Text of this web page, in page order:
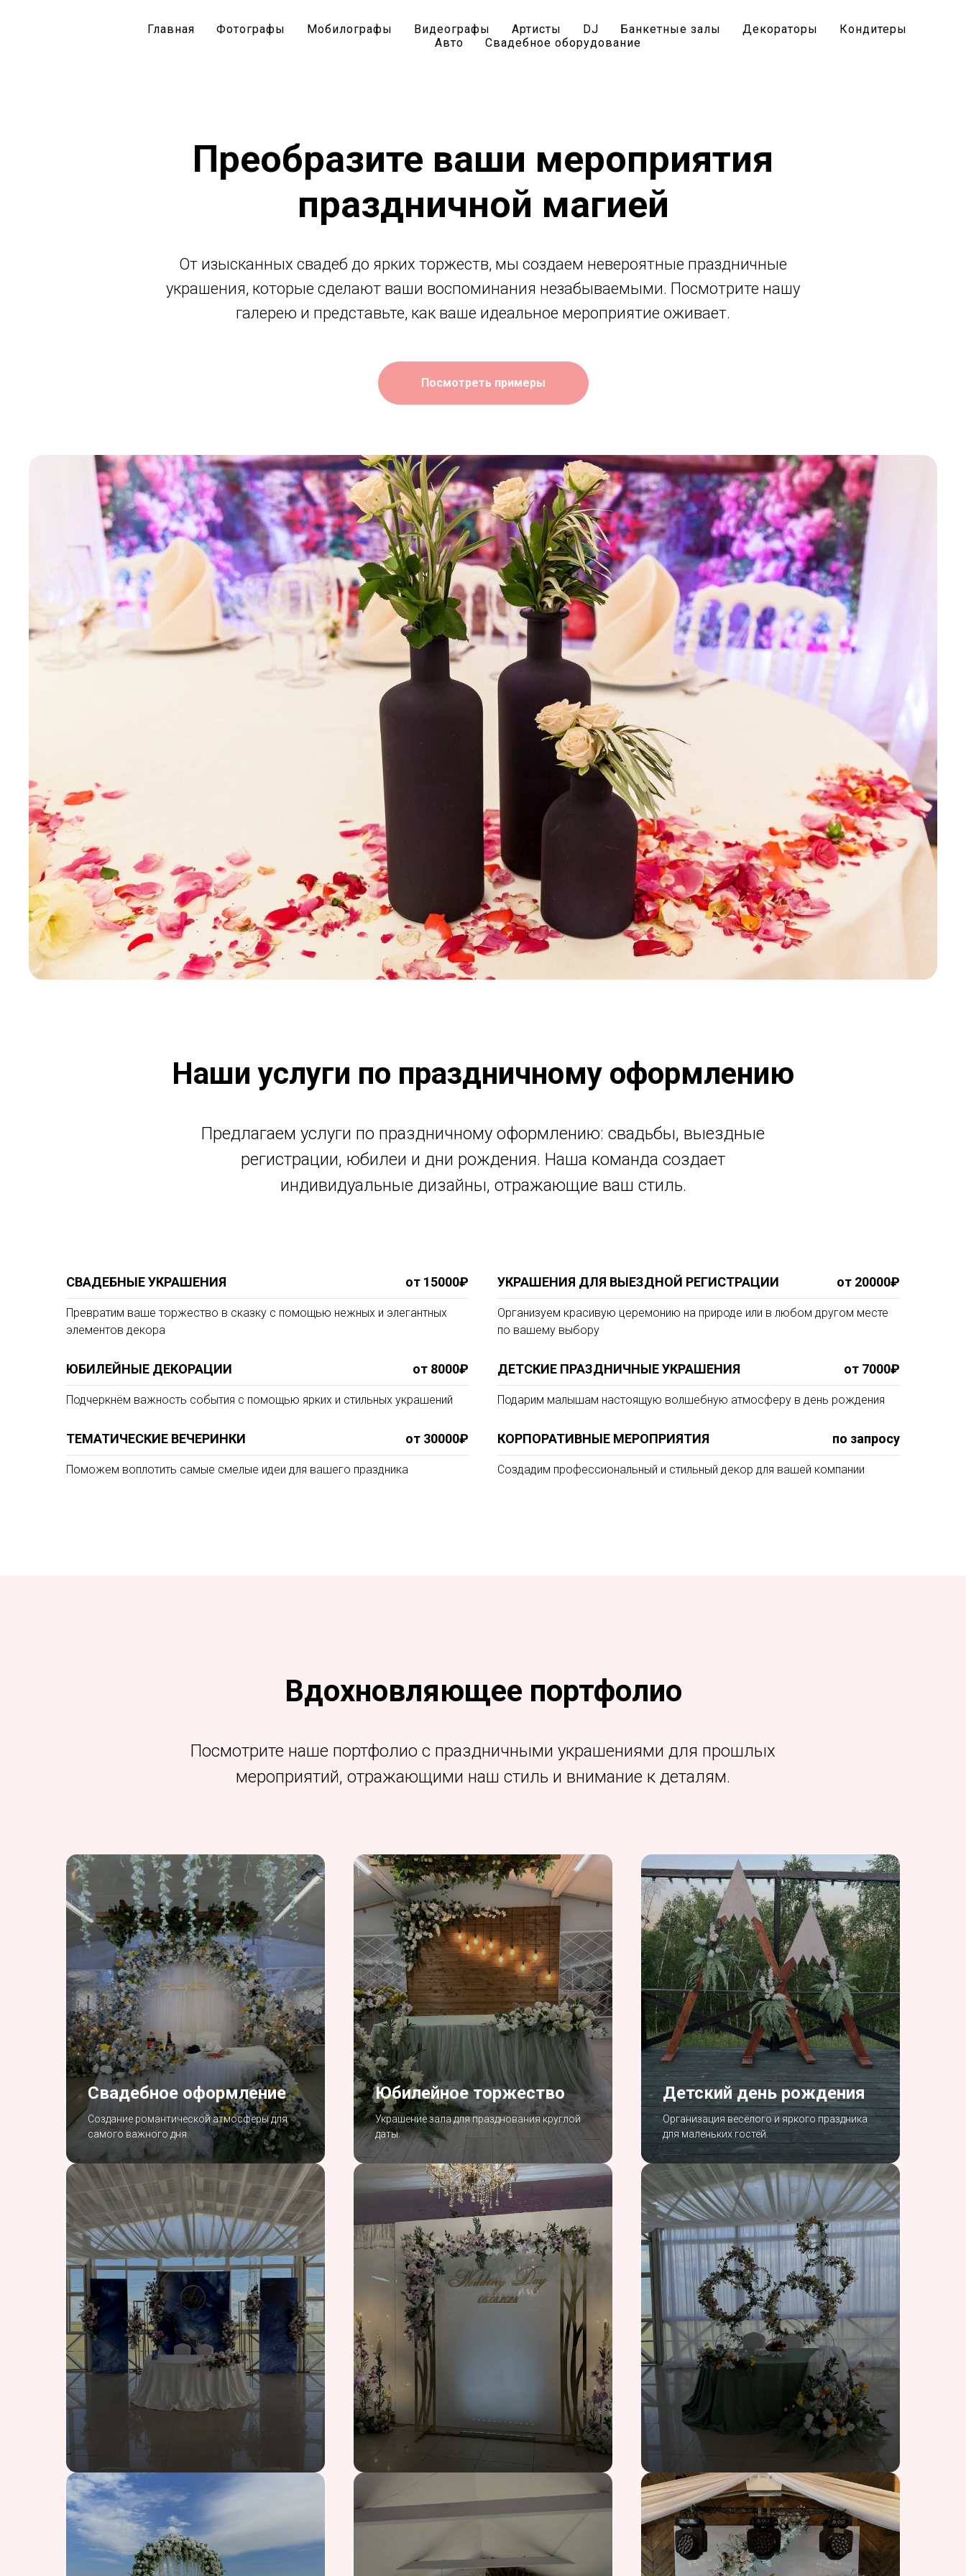
TAPTAL DECOR
Главная Фотографы Мобилографы Видеографы Артисты DJ Банкетные залы Декораторы
Кондитеры
Авто
Свадебное оборудование
Преобразите ваши мероприятия
праздничной магией
От изысканных свадеб до ярких торжеств, мы создаем невероятные праздничные
украшения, которые сделают ваши воспоминания незабываемыми. Посмотрите нашу
галерею и представьте, как ваше идеальное мероприятие оживает.
Посмотреть примеры
Наши услуги по праздничному оформлению
Предлагаем услуги по праздничному оформлению: свадьбы, выездные
регистрации, юбилеи и дни рождения. Наша команда создает
индивидуальные дизайны, отражающие ваш стиль.
СВАДЕБНЫЕ УКРАШЕНИЯ от 15000₽
Превратим ваше торжество в сказку с помощью нежных и элегантных
элементов декора
ЮБИЛЕЙНЫЕ ДЕКОРАЦИИ от 8000₽
Подчеркнём важность события с помощью ярких и стильных украшений
ТЕМАТИЧЕСКИЕ ВЕЧЕРИНКИ от 30000₽
Поможем воплотить самые смелые идеи для вашего праздника
УКРАШЕНИЯ ДЛЯ ВЫЕЗДНОЙ РЕГИСТРАЦИИ от 20000₽
Организуем красивую церемонию на природе или в любом другом месте
по вашему выбору
ДЕТСКИЕ ПРАЗДНИЧНЫЕ УКРАШЕНИЯ от 7000₽
Подарим малышам настоящую волшебную атмосферу в день рождения
КОРПОРАТИВНЫЕ МЕРОПРИЯТИЯ по запросу
Создадим профессиональный и стильный декор для вашей компании
Вдохновляющее портфолио
Посмотрите наше портфолио с праздничными украшениями для прошлых
мероприятий, отражающими наш стиль и внимание к деталям.
Свадебное оформление
Создание романтической атмосферы для
самого важного дня.
Юбилейное торжество
Украшение зала для празднования круглой
даты.
Детский день рождения
Организация весёлого и яркого праздника
для маленьких гостей.